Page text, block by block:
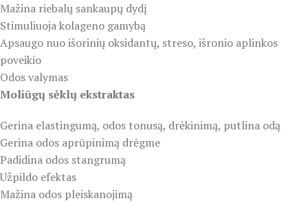
Mažina riebalų sankaupų dydį
Stimuliuoja kolageno gamybą
Apsaugo nuo išorinių oksidantų, streso, išronio aplinkos
poveikio
Odos valymas
Moliūgų sėklų ekstraktas
Gerina elastingumą, odos tonusą, drėkinimą, putlina odą
Gerina odos aprūpinimą drėgme
Padidina odos stangrumą
Užpildo efektas
Mažina odos pleiskanojimą